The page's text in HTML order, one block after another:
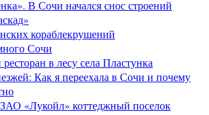
В Сочи начался снос строений
кораблекрушений
Сочи
в лесу села Пластунка
Как я переехала в Сочи и почему
«Лукойл» коттеджный поселок